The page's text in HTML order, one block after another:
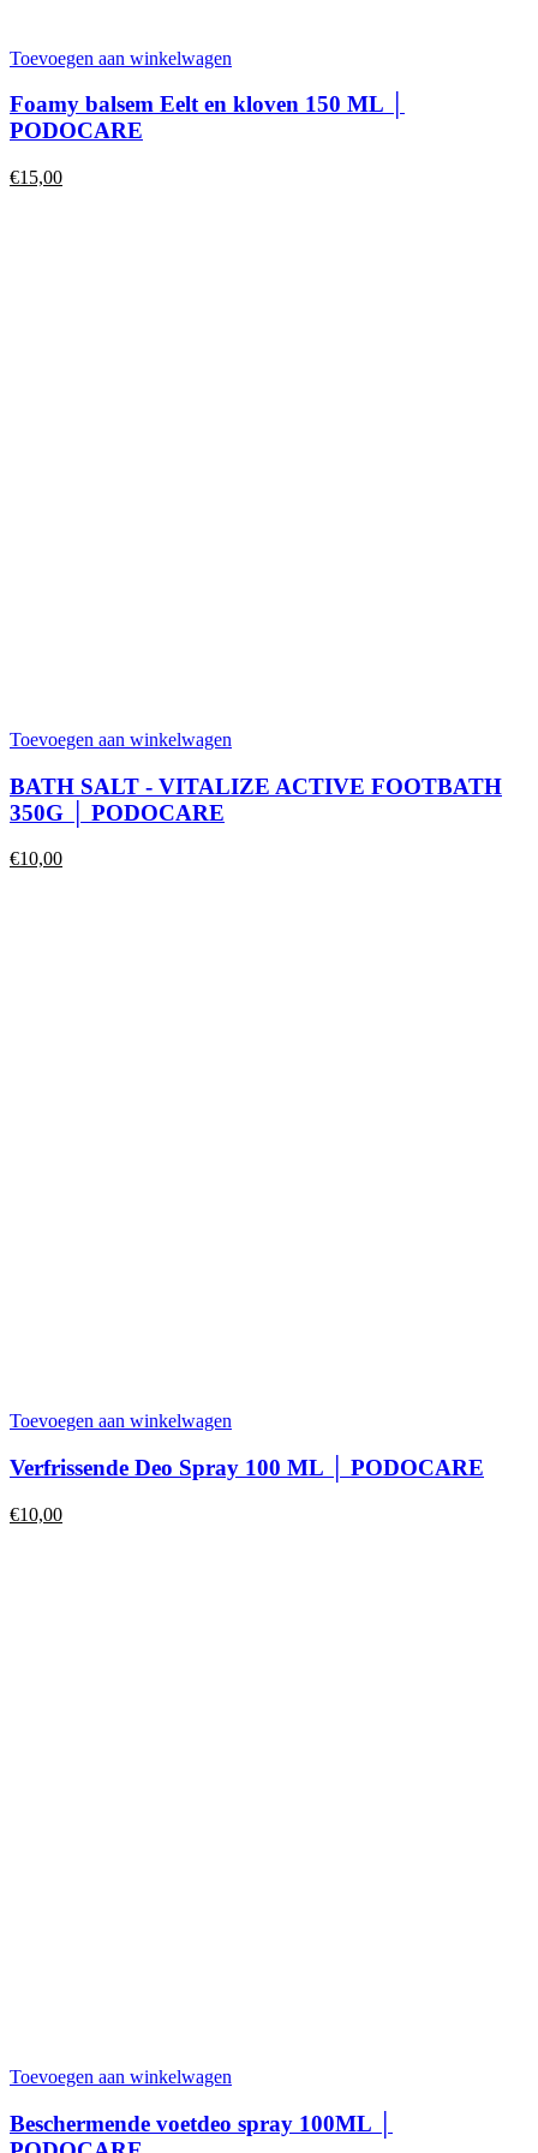
Toevoegen aan winkelwagen
Foamy balsem Eelt en kloven 150 ML │
PODOCARE
€15,00
Toevoegen aan winkelwagen
BATH SALT - VITALIZE ACTIVE FOOTBATH
350G │ PODOCARE
€10,00
Toevoegen aan winkelwagen
Verfrissende Deo Spray 100 ML │ PODOCARE
€10,00
Toevoegen aan winkelwagen
Beschermende voetdeo spray 100ML │